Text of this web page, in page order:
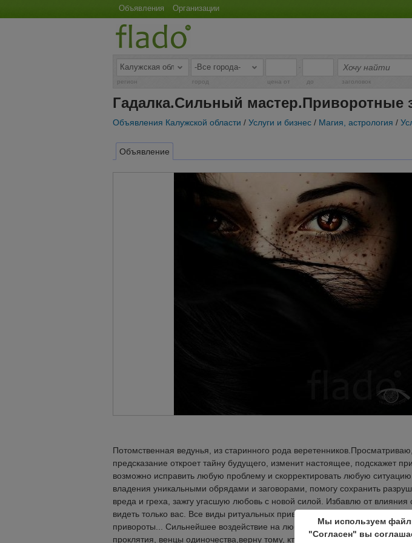
Объявления Организации
-
регион город цена от до заголовок
Гадалка.Сильный мастер.Приворотные
Объявления Калужской области / Услуги и бизнес / Магия, астрология /
Объявление
Потомственная ведунья, из старинного рода
предсказание откроет тайну будущего, изменит настоящее, подскажет
возможно исправить любую проблему и скорректировать любую
владения уникальными обрядами и заговорами, помогу сохранить
вреда и греха, зажгу угасшую любовь с новой силой. Избавлю от
видеть только вас. Все виды ритуальных приворотов. Приворот на
привороты... Сильнейшее воздействие на любую проблему. Снимаю
проклятия, венцы одиночества,верну тому, кто делал. В жизни можно
Мы используем
"Согласен" вы